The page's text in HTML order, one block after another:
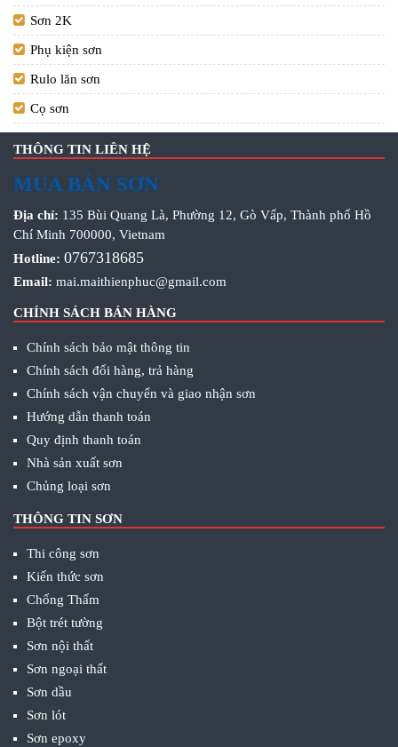
Sơn 2K
Phụ kiện sơn
Rulo lăn sơn
Cọ sơn
THÔNG TIN LIÊN HỆ
MUA BÁN SƠN
Địa chỉ: 135 Bùi Quang Là, Phường 12, Gò Vấp, Thành phố Hồ
Chí Minh 700000, Vietnam
Hotline: 0767318685
Email: mai.maithienphuc@gmail.com
CHÍNH SÁCH BÁN HÀNG
Chính sách bảo mật thông tin
Chính sách đổi hàng, trả hàng
Chính sách vận chuyển và giao nhận sơn
Hướng dẫn thanh toán
Quy định thanh toán
Nhà sản xuất sơn
Chủng loại sơn
THÔNG TIN SƠN
Thi công sơn
Kiến thức sơn
Chống Thấm
Bột trét tường
Sơn nội thất
Sơn ngoại thất
Sơn dầu
Sơn lót
Sơn epoxy